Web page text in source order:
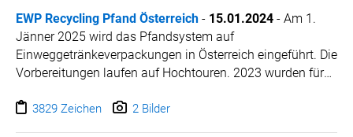
EWP Recycling Pfand Österreich - 15.01.2024 - Am 1.
Jänner 2025 wird das Pfandsystem auf
Einweggetränkeverpackungen in Österreich eingeführt. Die
Vorbereitungen laufen auf Hochtouren. 2023 wurden für
zentralen Stelle Recycling Pfand Österreich wichtige
3829 Zeichen 2 Bilder